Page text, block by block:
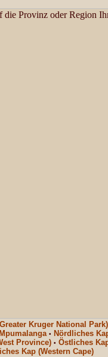
Kruger National Park)
Mpumalanga •
Nördliches
Province) • Östliches
Kap (Western Cape)